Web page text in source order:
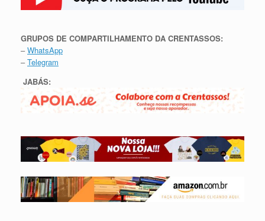
GRUPOS DE COMPARTILHAMENTO DA CRENTASSOS:
–WhatsApp
–Telegram
JABÁS: